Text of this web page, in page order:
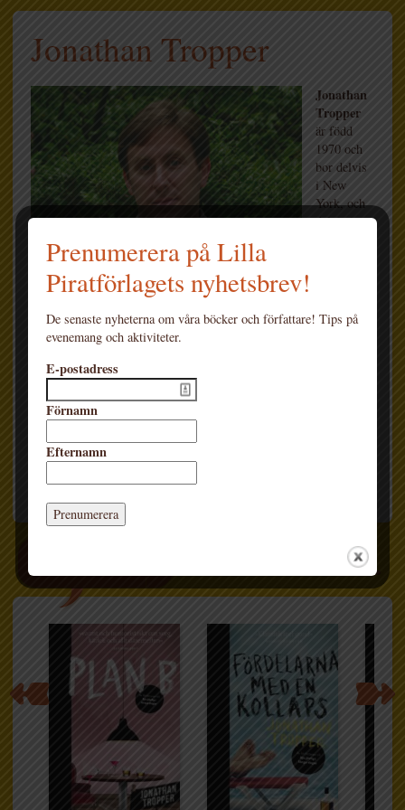
Jonathan Tropper
Jonathan
Tropper
är född
1970 och
bor delvis
i New
York, och
delvis i
skrivit sex
romaner
översatts till ett tjugotal språk och hyllats världen över av såväl
kritiker som läsare. Han skriver även manus för film och tv, har
varit med och skapat tv-serienBanshee
engelska och kreativt skrivande.
Prenumerera på Lilla
Piratförlagets nyhetsbrev!
De senaste nyheterna om våra böcker och författare! Tips på
evenemang och aktiviteter.
E-postadress
Förnamn
Efternamn